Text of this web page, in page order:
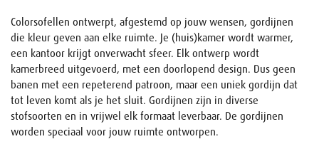
Colorsofellen ontwerpt, afgestemd op jouw wensen, gordijnen
die kleur geven aan elke ruimte. Je (huis)kamer wordt warmer,
een kantoor krijgt onverwacht sfeer. Elk ontwerp wordt
kamerbreed uitgevoerd, met een doorlopend design. Dus geen
banen met een repeterend patroon, maar een uniek gordijn dat
tot leven komt als je het sluit. Gordijnen zijn in diverse
stofsoorten en in vrijwel elk formaat leverbaar. De gordijnen
worden speciaal voor jouw ruimte ontworpen.